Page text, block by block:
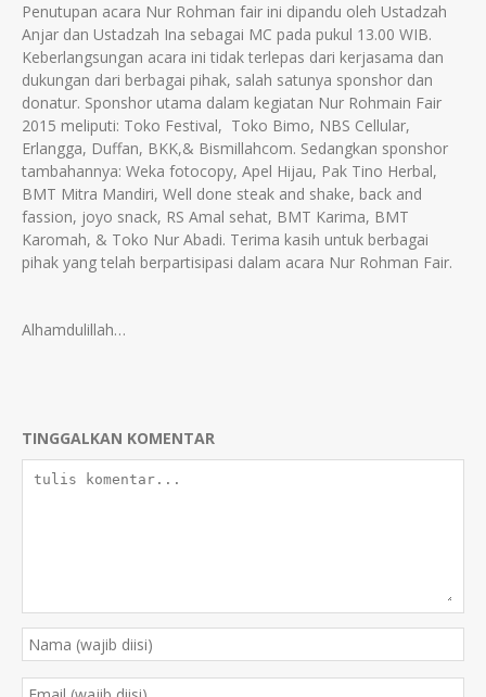
Penutupan acara Nur Rohman fair ini dipandu oleh Ustadzah
Anjar dan Ustadzah Ina sebagai MC pada pukul 13.00 WIB.
Keberlangsungan acara ini tidak terlepas dari kerjasama dan
dukungan dari berbagai pihak, salah satunya sponshor dan
donatur. Sponshor utama dalam kegiatan Nur Rohmain Fair
2015 meliputi: Toko Festival, Toko Bimo, NBS Cellular,
Erlangga, Duffan, BKK,& Bismillahcom. Sedangkan sponshor
tambahannya: Weka fotocopy, Apel Hijau, Pak Tino Herbal,
BMT Mitra Mandiri, Well done steak and shake, back and
fassion, joyo snack, RS Amal sehat, BMT Karima, BMT
Karomah, & Toko Nur Abadi. Terima kasih untuk berbagai
pihak yang telah berpartisipasi dalam acara Nur Rohman Fair.
Alhamdulillah…
TINGGALKAN KOMENTAR